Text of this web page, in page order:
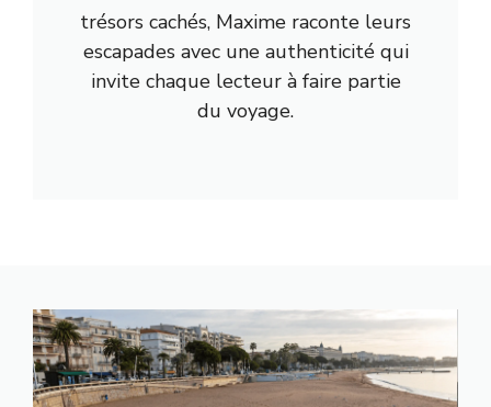
trésors cachés, Maxime raconte leurs
escapades avec une authenticité qui
invite chaque lecteur à faire partie
du voyage.